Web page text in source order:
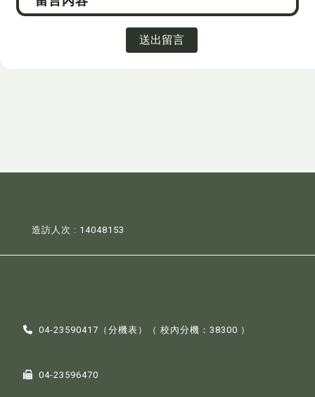
送出留言
造訪人次 : 14048153
04-23590417（分機表 ）（ 校內分機：38300 ）
04-23596470